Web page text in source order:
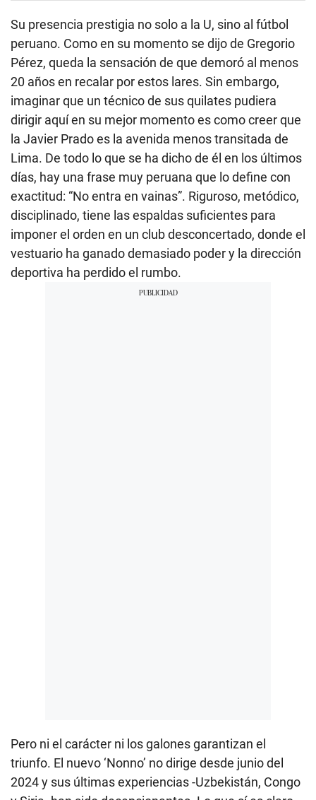
Su presencia prestigia no solo a la U, sino al fútbol
peruano. Como en su momento se dijo de Gregorio
Pérez, queda la sensación de que demoró al menos
20 años en recalar por estos lares. Sin embargo,
imaginar que un técnico de sus quilates pudiera
dirigir aquí en su mejor momento es como creer que
la Javier Prado es la avenida menos transitada de
Lima. De todo lo que se ha dicho de él en los últimos
días, hay una frase muy peruana que lo define con
exactitud: “No entra en vainas”. Riguroso, metódico,
disciplinado, tiene las espaldas suficientes para
imponer el orden en un club desconcertado, donde el
vestuario ha ganado demasiado poder y la dirección
deportiva ha perdido el rumbo.
Pero ni el carácter ni los galones garantizan el
triunfo. El nuevo ‘Nonno’ no dirige desde junio del
2024 y sus últimas experiencias -Uzbekistán, Congo